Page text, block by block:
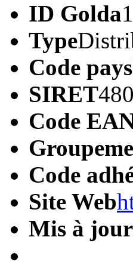
ID Golda
Type
Code pays
SIRET
Code
Code
Site Web
Mis à